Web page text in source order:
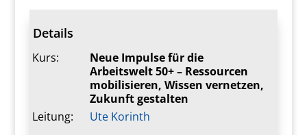
Details
Kurs:
Neue Impulse für die
Arbeitswelt 50+ – Ressourcen
mobilisieren, Wissen vernetzen,
Zukunft gestalten
Leitung:
Ute Korinth